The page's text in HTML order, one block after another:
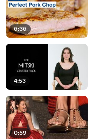
6:36
4:53
0:59